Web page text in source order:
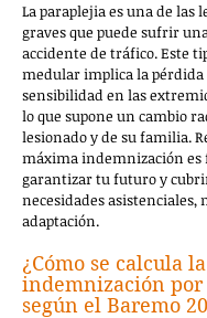
La paraplejia es una de las
graves que puede sufrir
accidente de tráfico. Este
medular implica la
sensibilidad en las
lo que supone un cambio
lesionado y de su familia.
máxima indemnización
garantizar tu futuro y
necesidades asistenciales,
adaptación.
¿Cómo se calcula la
indemnización
según el Baremo